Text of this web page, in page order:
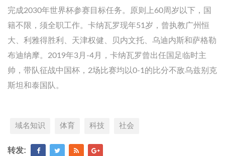
完成2030年世界杯参赛目标任务。原则上60周岁以下，国
籍不限，须全职工作。卡纳瓦罗现年51岁，曾执教广州恒
大、利雅得胜利、天津权健、贝内文托、乌迪内斯和萨格勒
布迪纳摩。2019年3月-4月，卡纳瓦罗曾出任国足临时主
帅，带队征战中国杯，2场比赛均以0-1的比分不敌乌兹别克
斯坦和泰国队。
域名知识 体育 科技 社会
转发: